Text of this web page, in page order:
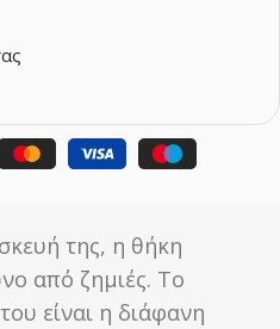
της, η θήκη
από ζημιές. Το
είναι η διάφανη